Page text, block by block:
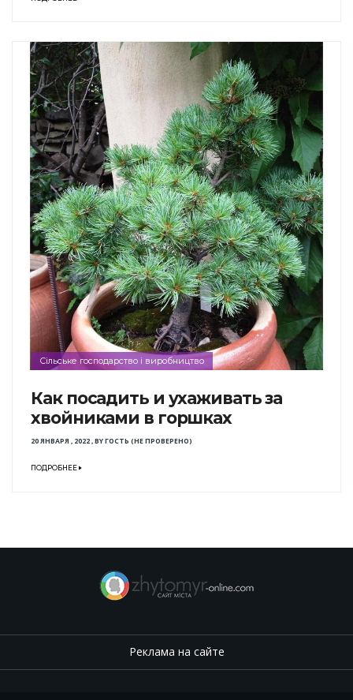
Сільське господарство і виробництво
Как посадить и ухаживать за
хвойниками в горшках
20 ЯНВАРЯ , 2022,BYГОСТЬ (НЕ ПРОВЕРЕНО)
ПОДРОБНЕЕ
Реклама на сайте